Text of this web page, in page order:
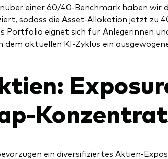
einer 60/40-Benchmark haben wir
sodass die Asset-Allokation jetzt zu
Portfolio eignet sich für Anlegerinnen
dem aktuellen KI-Zyklus ein
ein diversifiziertes Aktien-